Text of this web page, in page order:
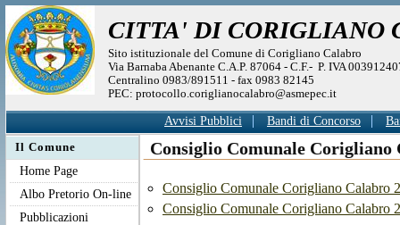
CITTA' DI CORIGLIANO
Sito istituzionale del Comune di Corigliano Calabro
Via Barnaba Abenante C.A.P. 87064 - C.F.- P. IVA
Centralino 0983/891511 - fax 0983 82145
PEC: protocollo.coriglianocalabro@asmepec.it
Avvisi Pubblici Bandi di Concorso
Consiglio Comunale Corigliano
Consiglio Comunale Corigliano Calabro
Consiglio Comunale Corigliano Calabro
Il Comune
Home Page
Albo Pretorio On-line
Pubblicazioni